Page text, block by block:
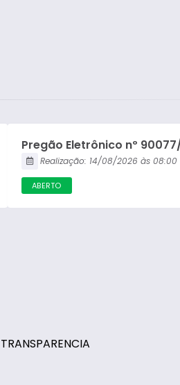
Pregão Eletrônico nº
ABERTO
Realização: 14/08/2026
08:00